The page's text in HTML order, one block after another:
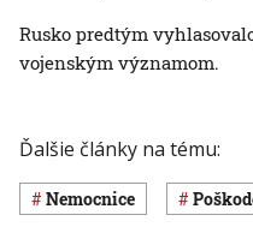
Rusko predtým
vojenským významom.
Ďalšie články na tému:
nemocnice